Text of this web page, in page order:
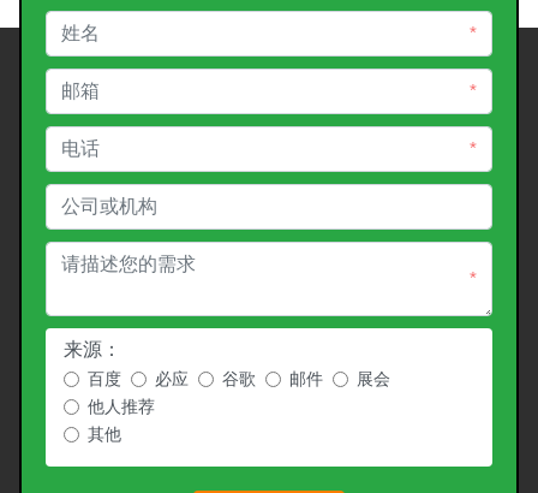
*
*
*
*
来源：
百度 必应 谷歌 邮件
展会
他人推荐
其他